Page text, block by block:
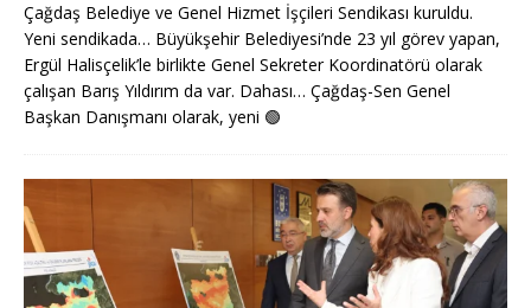
Çağdaş Belediye ve Genel Hizmet İşçileri Sendikası kuruldu.
Yeni sendikada… Büyükşehir Belediyesi’nde 23 yıl görev yapan,
Ergül Halisçelik’le birlikte Genel Sekreter Koordinatörü olarak
çalışan Barış Yıldırım da var. Dahası… Çağdaş-Sen Genel
Başkan Danışmanı olarak, yeni 🟢